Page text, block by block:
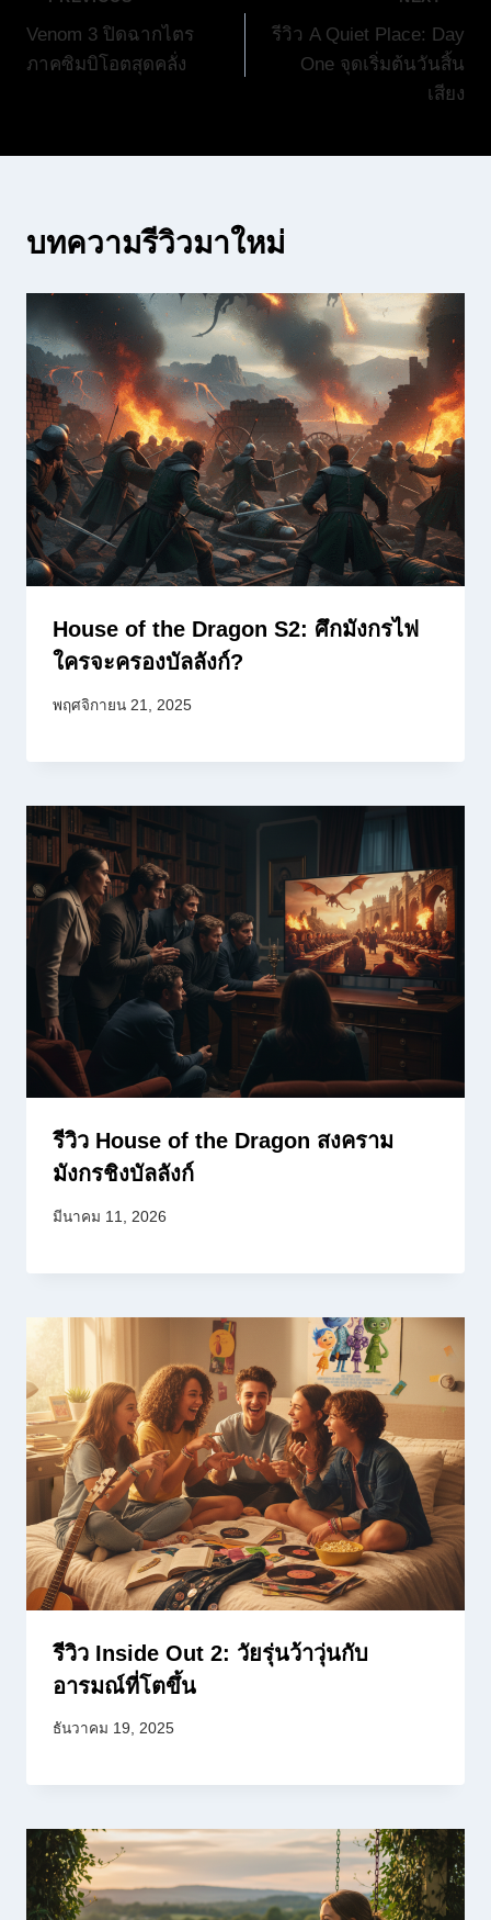
เรื่อง
Venom 3 ปิดฉากไตร
ภาคซิมบิโอตสุดคลั่ง
รีวิว A Quiet Place: Day
One จุดเริ่มต้นวันสิ้น
เสียง
บทความรีวิวมาใหม่
House of the Dragon S2: ศึกมังกรไฟ
ใครจะครองบัลลังก์?
พฤศจิกายน 21, 2025
รีวิว House of the Dragon สงคราม
มังกรชิงบัลลังก์
มีนาคม 11, 2026
รีวิว Inside Out 2: วัยรุ่นว้าวุ่นกับ
อารมณ์ที่โตขึ้น
ธันวาคม 19, 2025